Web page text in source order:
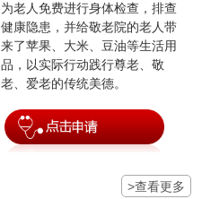
为老人免费进行身体检查，排查
健康隐患，并给敬老院的老人带
来了苹果、大米、豆油等生活用
品，以实际行动践行尊老、敬
老、爱老的传统美德。
>查看更多